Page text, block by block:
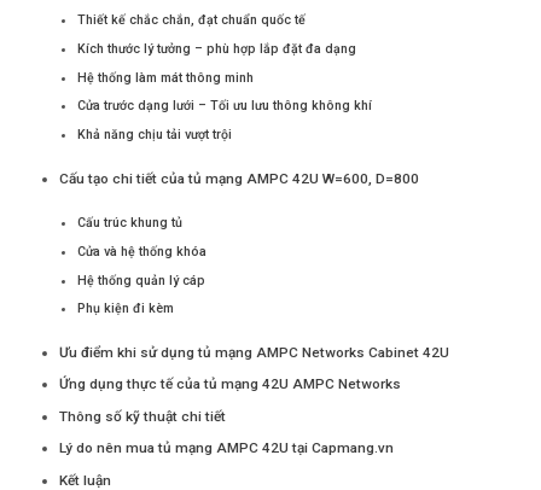
Thiết kế chắc chắn, đạt chuẩn quốc tế
Kích thước lý tưởng – phù hợp lắp đặt đa dạng
Hệ thống làm mát thông minh
Cửa trước dạng lưới – Tối ưu lưu thông không khí
Khả năng chịu tải vượt trội
Cấu tạo chi tiết của tủ mạng AMPC 42U W=600, D=800
Cấu trúc khung tủ
Cửa và hệ thống khóa
Hệ thống quản lý cáp
Phụ kiện đi kèm
Ưu điểm khi sử dụng tủ mạng AMPC Networks Cabinet 42U
Ứng dụng thực tế của tủ mạng 42U AMPC Networks
Thông số kỹ thuật chi tiết
Lý do nên mua tủ mạng AMPC 42U tại Capmang.vn
Kết luận